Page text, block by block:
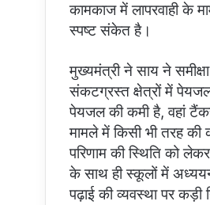
कामकाज में लापरवाही के
स्पष्ट संकेत है।
मुख्यमंत्री ने साय ने
संकटग्रस्त क्षेत्रों में
पेयजल की कमी है, वहां
मामले में किसी भी तरह की
परिणाम की स्थिति को
के साथ ही स्कूलों में
पढ़ाई की व्यवस्था पर कड़ी